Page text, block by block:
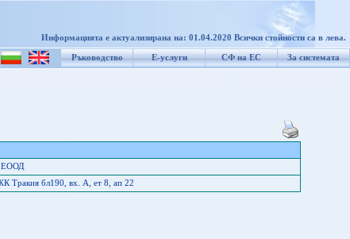
Информацията е актуализирана на: 01.04.2020 Всички стойности са в лева.
Ръководство Е-услуги СФ на ЕС За системата
ЕООД
Тракия бл190, вх. А, ет 8, ап 22